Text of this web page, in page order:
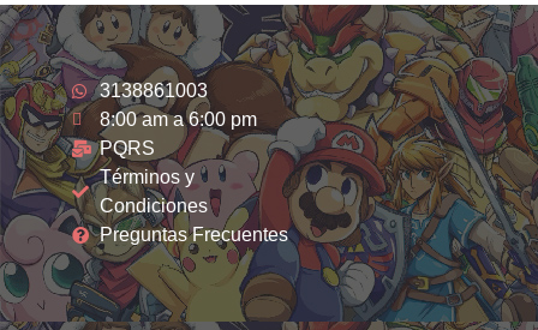
3138861003
8:00 am a 6:00 pm
PQRS
Términos y
Condiciones
Preguntas Frecuentes